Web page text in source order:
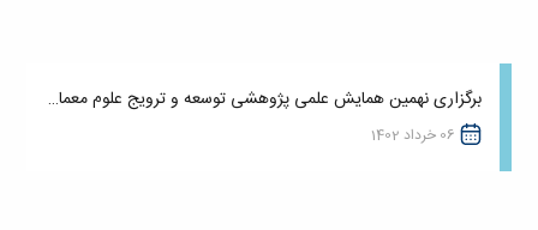
برگزاری نهمین همایش علمی پژوهشی توسعه و ترویج علوم معماری و شهرسازی ایران
06 خرداد 1402